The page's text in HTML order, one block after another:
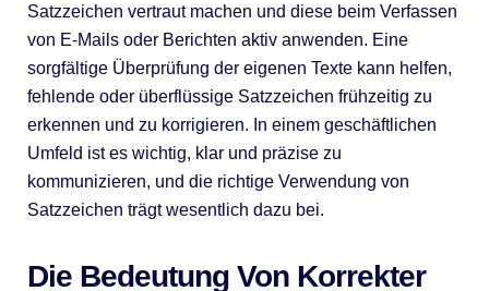
Satzzeichen vertraut machen und diese beim Verfassen
von E-Mails oder Berichten aktiv anwenden. Eine
sorgfältige Überprüfung der eigenen Texte kann helfen,
fehlende oder überflüssige Satzzeichen frühzeitig zu
erkennen und zu korrigieren. In einem geschäftlichen
Umfeld ist es wichtig, klar und präzise zu
kommunizieren, und die richtige Verwendung von
Satzzeichen trägt wesentlich dazu bei.
Die Bedeutung Von Korrekter